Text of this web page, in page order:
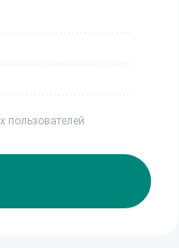
пользователей